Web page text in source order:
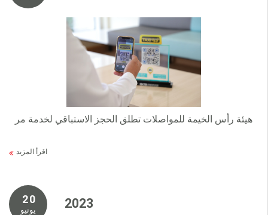
هيئة رأس الخيمة للمواصلات تطلق الحجز الاستباقي لخدمة مر
اقرأ المزيد
2 0
يونيو 2 0 2 3